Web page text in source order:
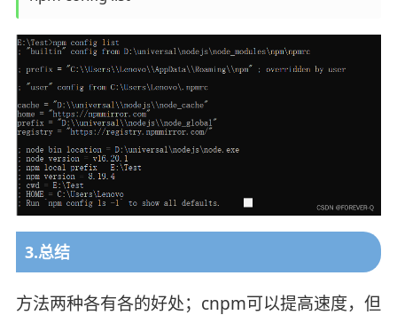
3.总结
方法两种各有各的好处；cnpm可以提高速度，但